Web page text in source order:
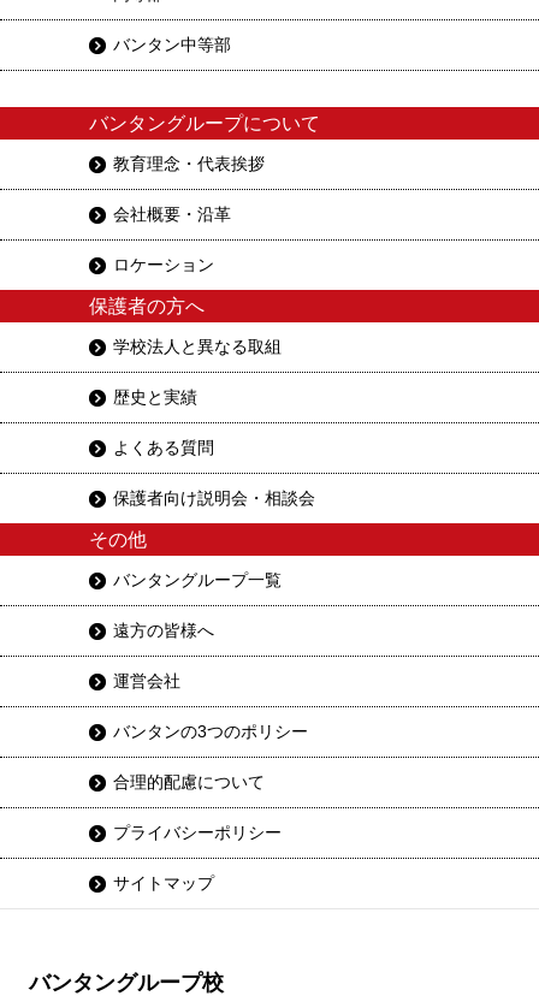
バンタン中等部
バンタングループについて
教育理念・代表挨拶
会社概要・沿革
ロケーション
保護者の方へ
学校法人と異なる取組
歴史と実績
よくある質問
保護者向け説明会・相談会
その他
バンタングループ一覧
遠方の皆様へ
運営会社
バンタンの3つのポリシー
合理的配慮について
プライバシーポリシー
サイトマップ
バンタングループ校